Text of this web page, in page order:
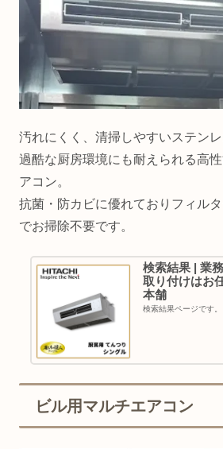
汚れにくく、清掃しやすいステンレ
過酷な厨房環境にも耐えられる高
アコン。
抗菌・防カビに優れておりフィル
でお掃除不要です。
検索結果 | 業
取り付けはお
本舗
検索結果ページです。
ビル用マルチエアコン